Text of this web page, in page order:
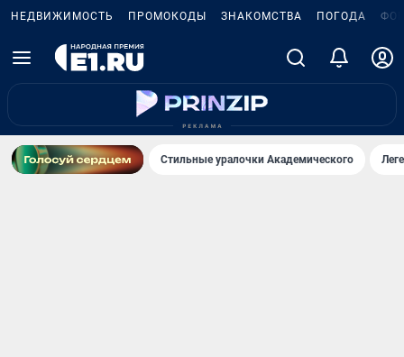
НЕДВИЖИМОСТЬ ПРОМОКОДЫ ЗНАКОМСТВА ПОГОДА
Стильные уралочки Академического